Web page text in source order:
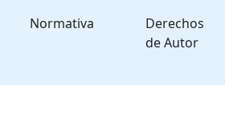
Normativa
Derechos
de Autor